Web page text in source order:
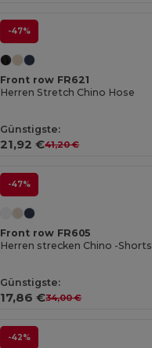
-47%
Front row FR621
Herren Stretch Chino Hose
Günstigste:
21,92 €41,20 €
-47%
Front row FR605
Herren strecken Chino -Shorts
Günstigste:
17,86 €34,00 €
-42%